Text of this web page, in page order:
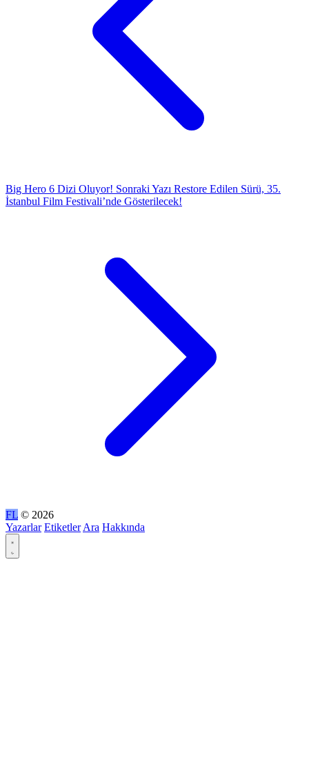
Big Hero 6 Dizi Oluyor! Sonraki Yazı Restore Edilen Sürü, 35.
İstanbul Film Festivali’nde Gösterilecek!
FL © 2026
Yazarlar Etiketler Ara Hakkında